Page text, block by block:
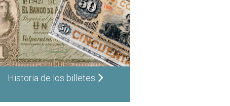
Historia de los billetes